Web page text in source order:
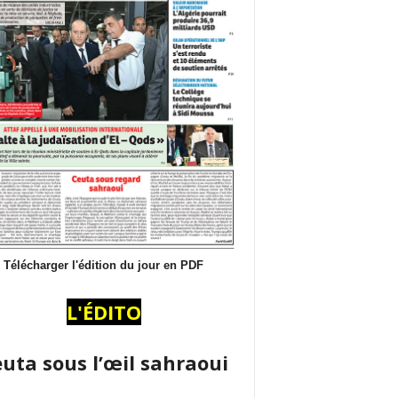
Télécharger l'édition du jour en PDF
L'ÉDITO
sous l’œil sahraoui